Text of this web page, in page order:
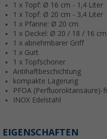
1 x Topf: Ø 16 cm - 1,4 Liter
1 x Topf: Ø 20 cm - 3,4 Liter
1 x Pfanne: Ø 20 cm
1 x Deckel: Ø 20 / 18 / 16 cm
1 x abnehmbarer Griff
1 x Gurt
1 x Topfschoner
Antihaftbeschichtung
kompakte Lagerung
PFOA (Perfluoroktansäure)-
INOX Edelstahl
EIGENSCHAFTEN